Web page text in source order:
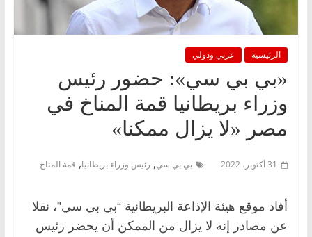
الرئيسية عربي ودولي
«بي بي سي»: حضور رئيس
وزراء بريطانيا قمة المناخ في
مصر «لا يزال ممكنا»
31 أكتوبر، 2022 بي بي سي, رئيس وزراء بريطانيا, قمة المناخ
أفاد موقع هيئة الإذاعة البريطانية “بي بي سي”، نقلا
عن مصادر إنه لا يزال من الممكن أن يحضر رئيس